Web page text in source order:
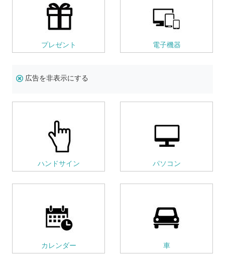
プレゼント 電子機器
広告を非表示にする
ハンドサイン パソコン
カレンダー 車